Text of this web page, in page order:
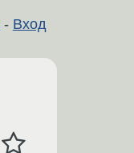
- Вход